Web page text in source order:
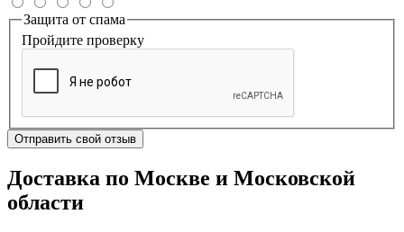
Защита от спама
Пройдите проверку
Отправить свой отзыв
Доставка по Москве и Московской
области